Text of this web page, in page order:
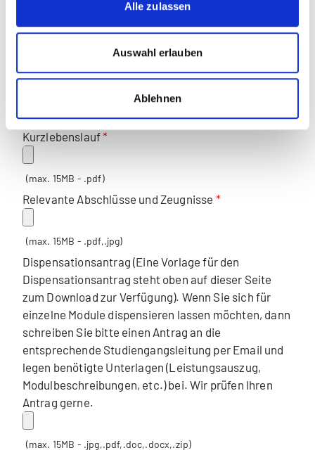
Alle zulassen
Auswahl erlauben
Ablehnen
Porträtfoto
(max. 15MB - .jpg,.pdf)
Kurzlebenslauf
(max. 15MB - .pdf)
Relevante Abschlüsse und Zeugnisse
(max. 15MB - .pdf,.jpg)
Dispensationsantrag (Eine Vorlage für den
Dispensationsantrag steht oben auf dieser Seite
zum Download zur Verfügung). Wenn Sie sich für
einzelne Module dispensieren lassen möchten, dann
schreiben Sie bitte einen Antrag an die
entsprechende Studiengangsleitung per Email und
legen benötigte Unterlagen (Leistungsauszug,
Modulbeschreibungen, etc.) bei. Wir prüfen Ihren
Antrag gerne.
(max. 15MB - .jpg,.pdf,.doc,.docx,.zip)